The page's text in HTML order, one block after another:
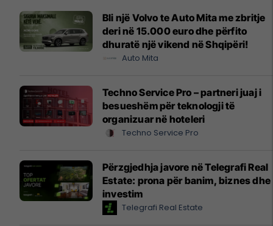
Bli një Volvo te Auto Mita me zbritje
deri në 15.000 euro dhe përfito
dhuratë një vikend në Shqipëri!
Auto Mita
Techno Service Pro – partneri juaj i
besueshëm për teknologji të
organizuar në hoteleri
Techno Service Pro
Përzgjedhja javore në Telegrafi Real
Estate: prona për banim, biznes dhe
investim
Telegrafi Real Estate